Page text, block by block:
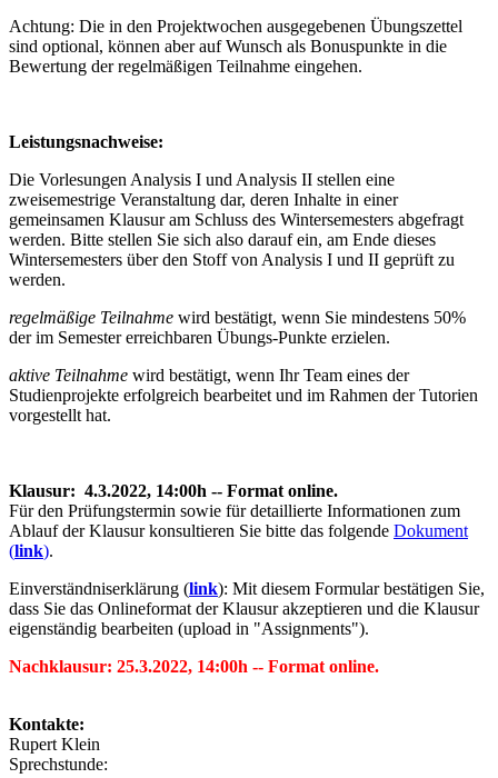
Achtung: Die in den Projektwochen ausgegebenen Übungszettel
sind optional, können aber auf Wunsch als Bonuspunkte in die
Bewertung der regelmäßigen Teilnahme eingehen.
Leistungsnachweise:
Die Vorlesungen Analysis I und Analysis II stellen eine
zweisemestrige Veranstaltung dar, deren Inhalte in einer
gemeinsamen Klausur am Schluss des Wintersemesters abgefragt
werden. Bitte stellen Sie sich also darauf ein, am Ende dieses
Wintersemesters über den Stoff von Analysis I und II geprüft zu
werden.
regelmäßige Teilnahme wird bestätigt, wenn Sie mindestens 50%
der im Semester erreichbaren Übungs-Punkte erzielen.
aktive Teilnahme wird bestätigt, wenn Ihr Team eines der
Studienprojekte erfolgreich bearbeitet und im Rahmen der Tutorien
vorgestellt hat.
Klausur: 4.3.2022, 14:00h -- Format online.
Für den Prüfungstermin sowie für detaillierte Informationen zum
Ablauf der Klausur konsultieren Sie bitte das folgende Dokument
(link).
Einverständniserklärung (link): Mit diesem Formular bestätigen Sie,
dass Sie das Onlineformat der Klausur akzeptieren und die Klausur
eigenständig bearbeiten (upload in "Assignments").
Nachklausur: 25.3.2022, 14:00h -- Format online.
Kontakte:
Rupert Klein
Sprechstunde: